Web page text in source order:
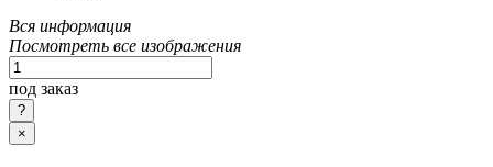
Вся информация
Посмотреть все изображения
под заказ
×